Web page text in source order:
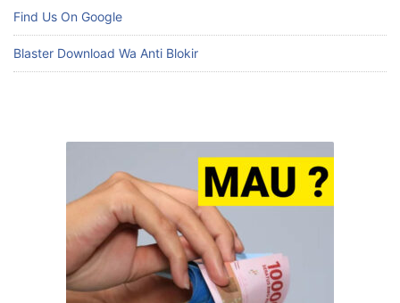
Find Us On Google
Blaster Download Wa Anti Blokir